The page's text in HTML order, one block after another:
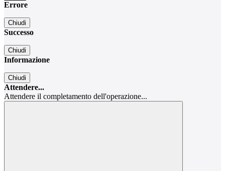
Errore
Chiudi
Successo
Chiudi
Informazione
Chiudi
Attendere...
Attendere il completamento dell'operazione...